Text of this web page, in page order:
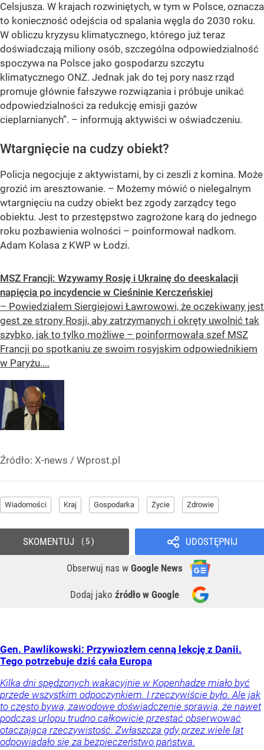
Celsjusza. W krajach rozwiniętych, w tym w Polsce, oznacza
to konieczność odejścia od spalania węgla do 2030 roku.
W obliczu kryzysu klimatycznego, którego już teraz
doświadczają miliony osób, szczególna odpowiedzialność
spoczywa na Polsce jako gospodarzu szczytu
klimatycznego ONZ. Jednak jak do tej pory nasz rząd
promuje głównie fałszywe rozwiązania i próbuje unikać
odpowiedzialności za redukcję emisji gazów
cieplarnianych”. – informują aktywiści w oświadczeniu.
Wtargnięcie na cudzy obiekt?
Policja negocjuje z aktywistami, by ci zeszli z komina. Może
grozić im aresztowanie. – Możemy mówić o nielegalnym
wtargnięciu na cudzy obiekt bez zgody zarządcy tego
obiektu. Jest to przestępstwo zagrożone karą do jednego
roku pozbawienia wolności – poinformował nadkom.
Adam Kolasa z KWP w Łodzi.
MSZ Francji: Wzywamy Rosję i Ukrainę do deeskalacji
napięcia po incydencie w Cieśninie Kerczeńskiej
– Powiedziałem Siergiejowi Ławrowowi, że oczekiwany jest
gest ze strony Rosji, aby zatrzymanych i okręty uwolnić tak
szybko, jak to tylko możliwe – poinformowała szef MSZ
Francji po spotkaniu ze swoim rosyjskim odpowiednikiem
w Paryżu....
Źródło: X-news / Wprost.pl
Wiadomości Kraj Gospodarka Życie Zdrowie
UDOSTĘPNIJ
Obserwuj nas w Google News
Dodaj jako źródło w Google
SKOMENTUJ 5
Gen. Pawlikowski: Przywiozłem cenną lekcję z Danii.
Tego potrzebuje dziś cała Europa
Kilka dni spędzonych wakacyjnie w Kopenhadze miało być
przede wszystkim odpoczynkiem. I rzeczywiście było. Ale jak
to często bywa, zawodowe doświadczenie sprawia, że nawet
podczas urlopu trudno całkowicie przestać obserwować
otaczającą rzeczywistość. Zwłaszcza gdy przez wiele lat
odpowiadało się za bezpieczeństwo państwa.